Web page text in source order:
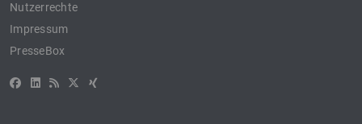
Nutzerrechte
Impressum
PresseBox